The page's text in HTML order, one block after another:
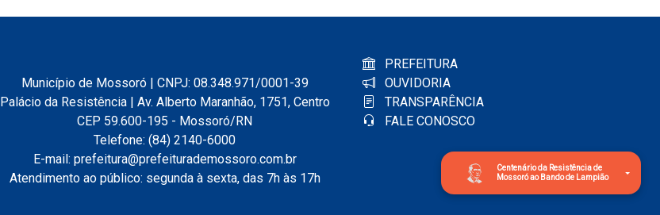
Centenário da Resistência de
Mossoró ao Bando de Lampião
Município de Mossoró | CNPJ: 08.348.971/0001-39
Palácio da Resistência | Av. Alberto Maranhão, 1751, Centro
CEP 59.600-195 - Mossoró/RN
Telefone: (84) 2140-6000
E-mail: prefeitura@prefeiturademossoro.com.br
Atendimento ao público: segunda à sexta, das 7h às 17h
PREFEITURA
OUVIDORIA
TRANSPARÊNCIA
FALE CONOSCO